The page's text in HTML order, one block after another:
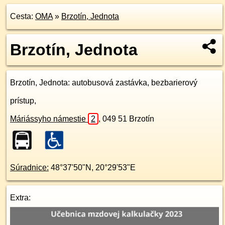
Cesta: OMA» Brzotín, Jednota
Brzotín, Jednota
Brzotín, Jednota: autobusová zastávka, bezbarierový
prístup,
Máriássyho námestie 2 , 049 51 Brzotín
Súradnice: 48°37'50"N , 20°29'53"E
Extra: